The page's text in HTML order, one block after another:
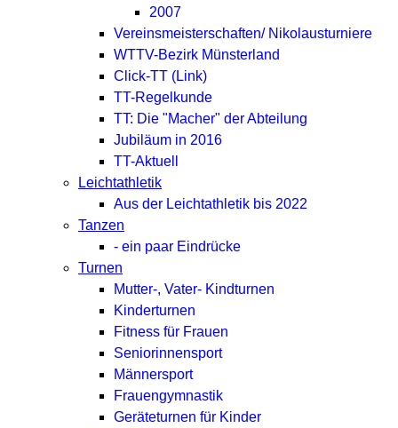
2007
Vereinsmeisterschaften/ Nikolausturniere
WTTV-Bezirk Münsterland
Click-TT (Link)
TT-Regelkunde
TT: Die "Macher" der Abteilung
Jubiläum in 2016
TT-Aktuell
Leichtathletik
Aus der Leichtathletik bis 2022
Tanzen
- ein paar Eindrücke
Turnen
Mutter-, Vater- Kindturnen
Kinderturnen
Fitness für Frauen
Seniorinnensport
Männersport
Frauengymnastik
Geräteturnen für Kinder